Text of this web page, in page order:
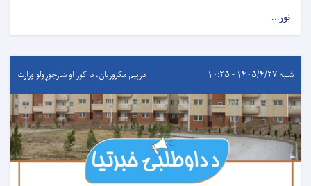
نور...
شنبه ۱۴۰۵/۴/۲۷ - ۱۰:۲۵ درېيم مکروریان، د کور او ښارجوړولو وزارت